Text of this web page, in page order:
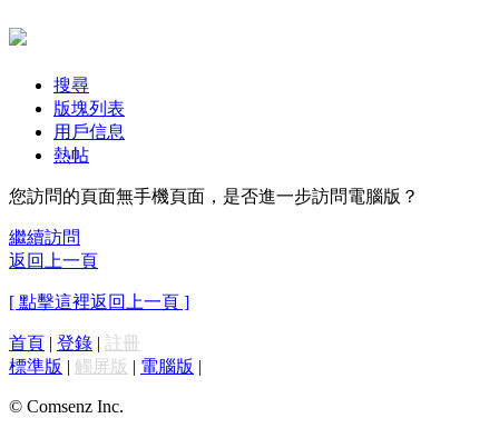
搜尋
版塊列表
用戶信息
熱帖
您訪問的頁面無手機頁面，是否進一步訪問電腦版？
繼續訪問
返回上一頁
[ 點擊這裡返回上一頁 ]
首頁 | 登錄 | 註冊
標準版 | 觸屏版 | 電腦版 |
© Comsenz Inc.